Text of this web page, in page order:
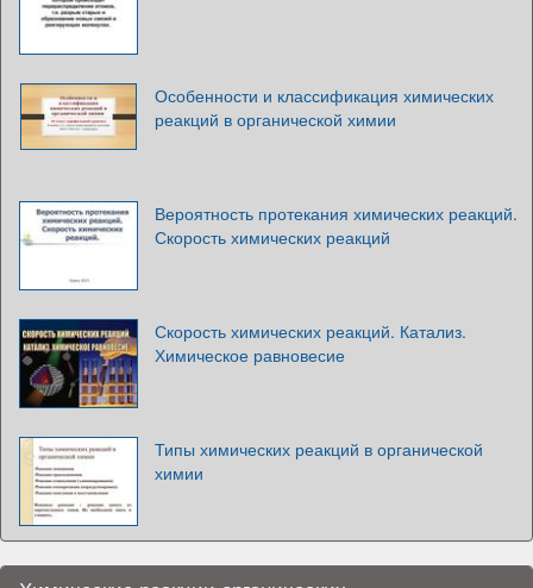
Особенности и классификация химических
реакций в органической химии
Вероятность протекания химических реакций.
Скорость химических реакций
Скорость химических реакций. Катализ.
Химическое равновесие
Типы химических реакций в органической
химии